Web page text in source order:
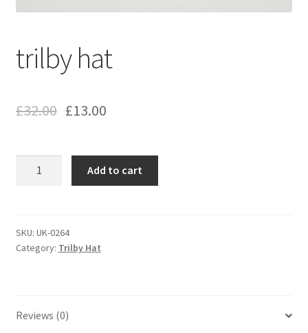
trilby hat
£32.00 £13.00
Add to cart
SKU: UK-0264
Category: Trilby Hat
Reviews (0)